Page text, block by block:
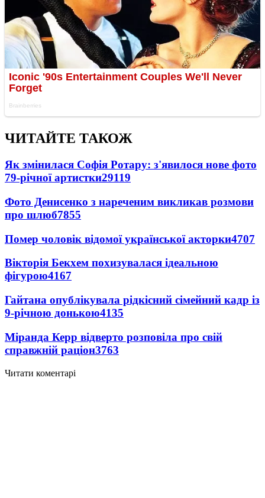
ЧИТАЙТЕ ТАКОЖ
Як змінилася Софія Ротару: з'явилося нове фото
79-річної артистки29119
Фото Денисенко з нареченим викликав розмови
про шлюб7855
Помер чоловік відомої української акторки4707
Вікторія Бекхем похизувалася ідеальною
фігурою4167
Гайтана опублікувала рідкісний сімейний кадр із
9-річною донькою4135
Міранда Керр відверто розповіла про свій
справжній раціон3763
Читати коментарі